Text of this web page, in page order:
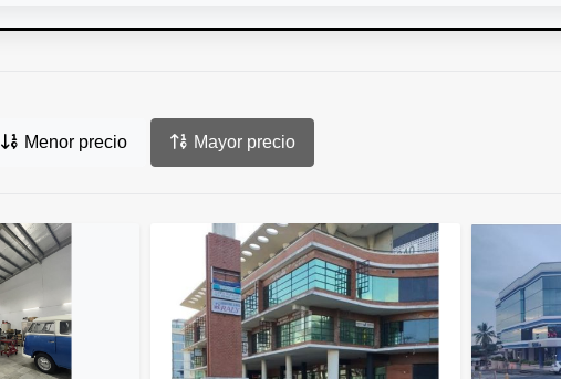
Menor precio Mayor precio